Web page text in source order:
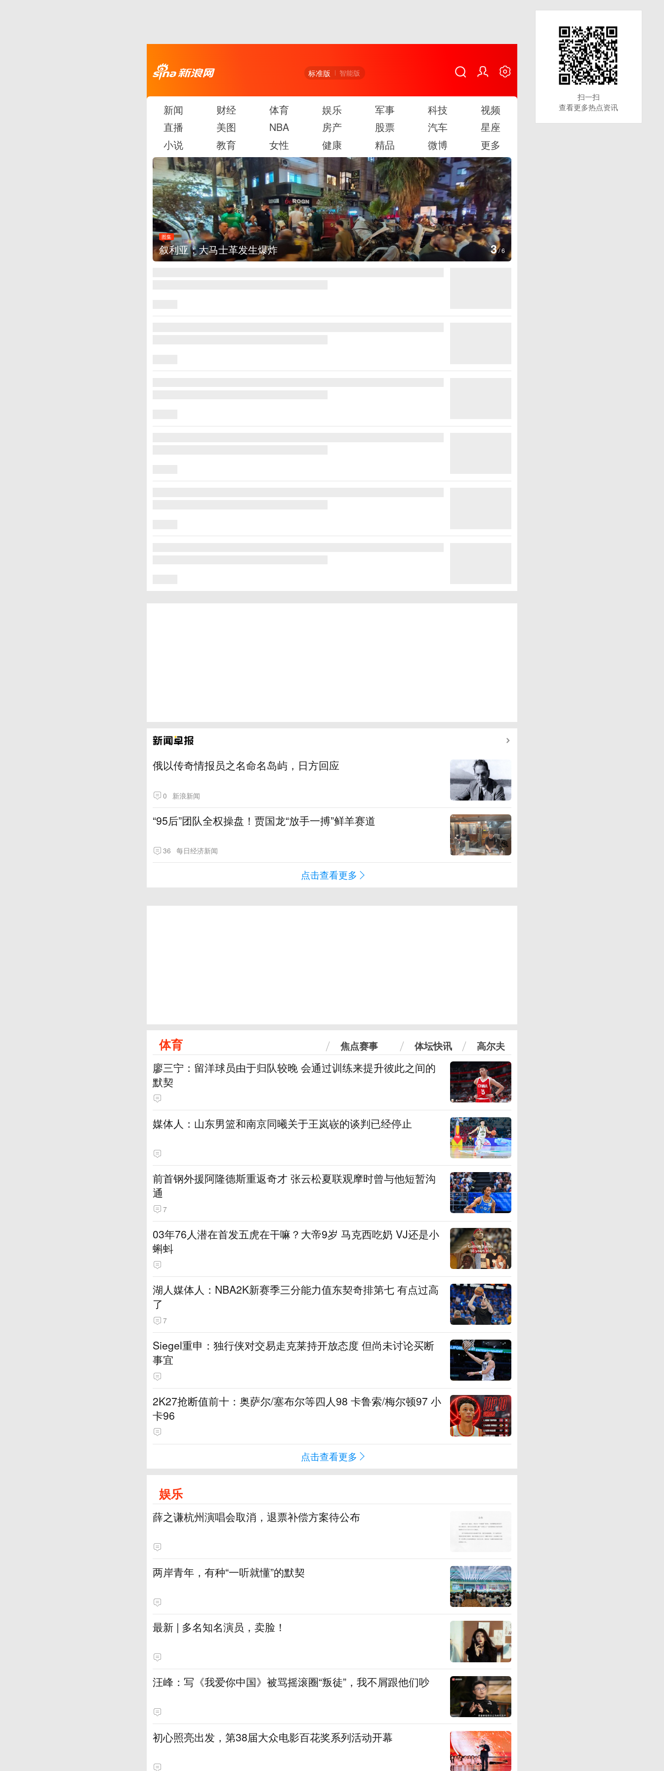
标准版 智能版
新闻 财经 体育 娱乐 军事 科技
视频
直播
美图 NBA 房产 股票 汽车
星座
小说
教育 女性 健康 精品 微博 更多
图集
云南弥勒：欢庆火把节 4/6
俄以传奇情报员之名命名岛屿，日方回应
0 新浪新闻
“95后”团队全权操盘！贾国龙“放手一搏”鲜羊赛道
36 每日经济新闻
点击查看更多
体育 焦点赛事 体坛快讯 高尔夫
廖三宁：留洋球员由于归队较晚 会通过训练来提升彼此之间的
默契
媒体人：山东男篮和南京同曦关于王岚嵚的谈判已经停止
前首钢外援阿隆德斯重返奇才 张云松夏联观摩时曾与他短暂沟
通
7
03年76人潜在首发五虎在干嘛？大帝9岁 马克西吃奶 VJ还是小
蝌蚪
湖人媒体人：NBA2K新赛季三分能力值东契奇排第七 有点过高
了
7
Siegel重申：独行侠对交易走克莱持开放态度 但尚未讨论买断
事宜
2K27抢断值前十：奥萨尔/塞布尔等四人98 卡鲁索/梅尔顿97 小
卡96
点击查看更多
娱乐
薛之谦杭州演唱会取消，退票补偿方案待公布
两岸青年，有种“一听就懂”的默契
最新 | 多名知名演员，卖脸！
汪峰：写《我爱你中国》被骂摇滚圈“叛徒”，我不屑跟他们吵
初心照亮出发，第38届大众电影百花奖系列活动开幕
扫一扫
查看更多热点资讯
扫一扫
查看更多热点资讯